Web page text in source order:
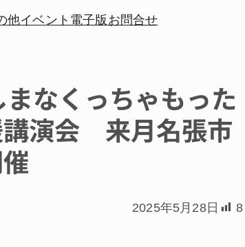
他イベント 電子版 お問合せ
なくっちゃもった
講演会 来月名張市
2025年5月28日 8